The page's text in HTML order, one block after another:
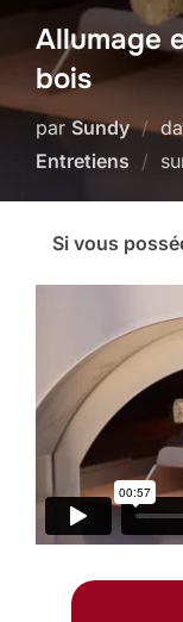
Allumage
bois
par Sundy
Entretiens
Si vous